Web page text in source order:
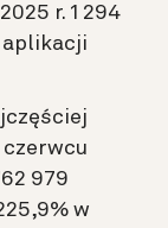
r. 1 294
aplikacji
979
w